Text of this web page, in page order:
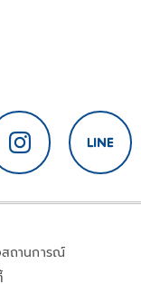
ถานการณ์